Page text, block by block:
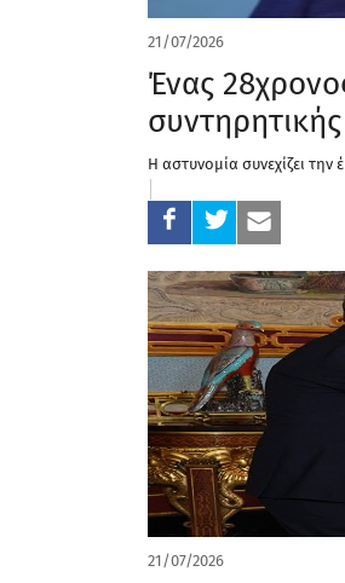
21/07/2026
Ένας
Η αστυνομία συνεχίζει
21/07/2026